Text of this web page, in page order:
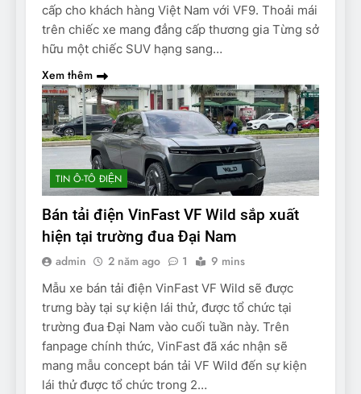
cấp cho khách hàng Việt Nam với VF9. Thoải mái
trên chiếc xe mang đẳng cấp thương gia Từng sở
hữu một chiếc SUV hạng sang…
Xem thêm
TIN Ô-TÔ ĐIỆN
Bán tải điện VinFast VF Wild sắp xuất
hiện tại trường đua Đại Nam
admin 2 năm ago 1 9 mins
Mẫu xe bán tải điện VinFast VF Wild sẽ được
trưng bày tại sự kiện lái thử, được tổ chức tại
trường đua Đại Nam vào cuối tuần này. Trên
fanpage chính thức, VinFast đã xác nhận sẽ
mang mẫu concept bán tải VF Wild đến sự kiện
lái thử được tổ chức trong 2…